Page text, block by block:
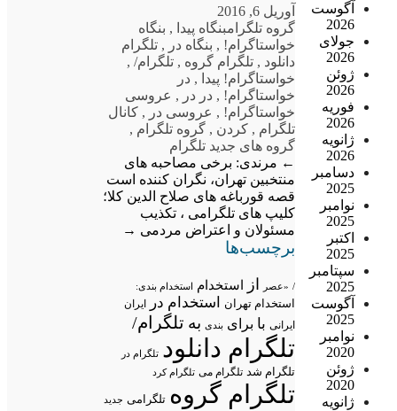
آگوست
2026
جولای
2026
ژوئن
2026
فوریه
2026
ژانویه
2026
دسامبر
2025
نوامبر
2025
اکتبر
2025
سپتامبر
2025
آگوست
2025
نوامبر
2020
ژوئن
2020
ژانویه
آوریل 6, 2016
گروه تلگرامبنگاه پیدا , بنگاه
خواستاگرام! , بنگاه در , تلگرام
دانلود , تلگرام گروه , تلگرام/,
خواستاگرام! پیدا , در
خواستاگرام! , در در , عروسی
خواستاگرام! , عروسی در , کانال
تلگرام , کردن , گروه تلگرام ,
گروه های جدید تلگرام
← مرندی: برخی مصاحبه های
منتخبین تهران، نگران کننده است
قصه قورباغه های صلاح الدین کلا؛
کلیپ های تلگرامی ، تکذیب
مسئولان و اعتراض مردمی →
برچسب‌ها
/ «عصر از استخدام استخدام بندی:
استخدام تهران استخدام در ایران
ایرانی با برای بندی به تلگرام/
تلگرام دانلود تلگرام در
تلگرام شد تلگرام می تلگرام کرد
تلگرام گروه تلگرامی جدید